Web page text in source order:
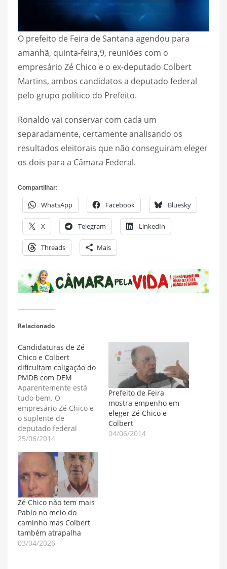
O prefeito de Feira de Santana agendou para
amanhã, quinta-feira,9, reuniões com o
empresário Zé Chico e o ex-deputado Colbert
Martins, ambos candidatos a deputado federal
pelo grupo político do Prefeito.
Ronaldo vai conservar com cada um
separadamente, certamente analisando os
resultados eleitorais que não conseguiram eleger
os dois para a Câmara Federal.
Compartilhar:
WhatsApp Facebook Bluesky
X Telegram LinkedIn
Threads Mais
Relacionado
Candidaturas de Zé
Chico e Colbert
dificultam coligação do
PMDB com DEM
Aparentemente está
tudo bem. O
empresário Zé Chico e
o suplente de
deputado federal
Colbert Filho são
mesmo grupo liderado
pelo prefeito de Feira,
José Ronaldo. Nos
bastidores a história é
bem diferente. As duas
candidaturas estão
dificultando a
composição das
coligações
25/06/2014
Prefeito de Feira
mostra empenho em
eleger Zé Chico e
Colbert
04/06/2014
Zé Chico não tem mais
Pablo no meio do
caminho mas Colbert
também atrapalha
03/04/2026